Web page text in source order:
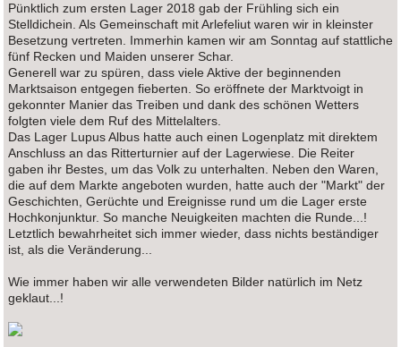
Pünktlich zum ersten Lager 2018 gab der Frühling sich ein
Stelldichein. Als Gemeinschaft mit Arlefeliut waren wir in kleinster
Besetzung vertreten. Immerhin kamen wir am Sonntag auf stattliche
fünf Recken und Maiden unserer Schar.
Generell war zu spüren, dass viele Aktive der beginnenden
Marktsaison entgegen fieberten. So eröffnete der Marktvoigt in
gekonnter Manier das Treiben und dank des schönen Wetters
folgten viele dem Ruf des Mittelalters.
Das Lager Lupus Albus hatte auch einen Logenplatz mit direktem
Anschluss an das Ritterturnier auf der Lagerwiese. Die Reiter
gaben ihr Bestes, um das Volk zu unterhalten. Neben den Waren,
die auf dem Markte angeboten wurden, hatte auch der "Markt" der
Geschichten, Gerüchte und Ereignisse rund um die Lager erste
Hochkonjunktur. So manche Neuigkeiten machten die Runde...!
Letztlich bewahrheitet sich immer wieder, dass nichts beständiger
ist, als die Veränderung...
Wie immer haben wir alle verwendeten Bilder natürlich im Netz
geklaut...!